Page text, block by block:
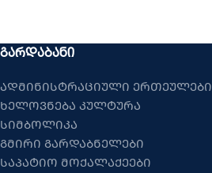
ᲒᲐᲠᲓᲐᲑᲐᲜᲘ
ადმინისტრაციული ერთეულები
ხელოვნება კულტურა
სიმბოლიკა
გმირი გარდაბნელები
საპატიო მოქალაქეები